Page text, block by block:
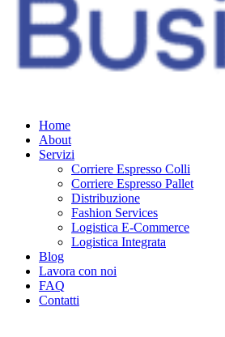
Home
About
Servizi
Corriere Espresso Colli
Corriere Espresso Pallet
Distribuzione
Fashion Services
Logistica E-Commerce
Logistica Integrata
Blog
Lavora con noi
FAQ
Contatti